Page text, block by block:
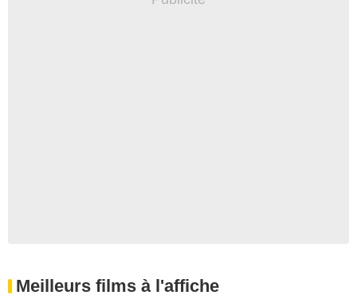
Meilleurs films à l'affiche